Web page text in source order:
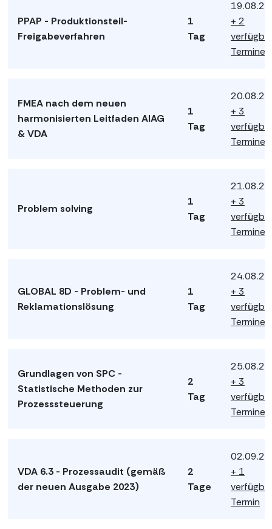
PPAP - Produktionsteil-
Freigabeverfahren
1
Tag
+ 2
Termine
FMEA nach dem neuen
harmonisierten Leitfaden AIAG
& VDA
1
Tag
+ 3
Termine
Problem solving
1
Tag
+ 3
Termine
GLOBAL 8D - Problem- und
Reklamationslösung
1
Tag
+ 3
Termine
Grundlagen von SPC -
Statistische Methoden zur
Prozesssteuerung
2
Tag
+ 3
Termine
VDA 6.3 - Prozessaudit (gemäß
der neuen Ausgabe 2023)
2
Tage
+ 1
Termin